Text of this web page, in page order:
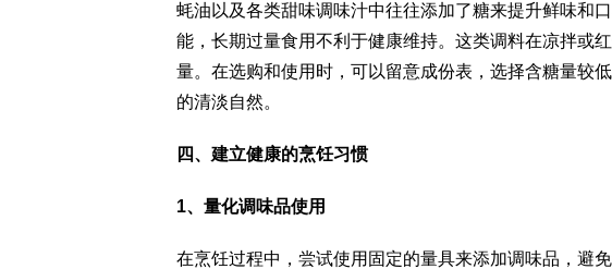
蚝油以及各类甜味调味汁中往往添加了糖来提升鲜味和
能，长期过量食用不利于健康维持。这类调料在凉拌或
量。在选购和使用时，可以留意成份表，选择含糖量较
的清淡自然。
四、建立健康的烹饪习惯
1、量化调味品使用
在烹饪过程中，尝试使用固定的量具来添加调味品，避